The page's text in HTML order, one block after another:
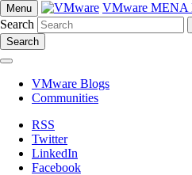
Menu
VMware MENA
Search
Search
VMware Blogs
Communities
RSS
Twitter
LinkedIn
Facebook